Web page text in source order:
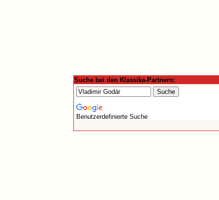
Suche bei den Klassika-Partnern:
Benutzerdefinierte Suche